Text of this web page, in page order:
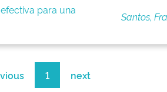
para una
Santos,
1 next